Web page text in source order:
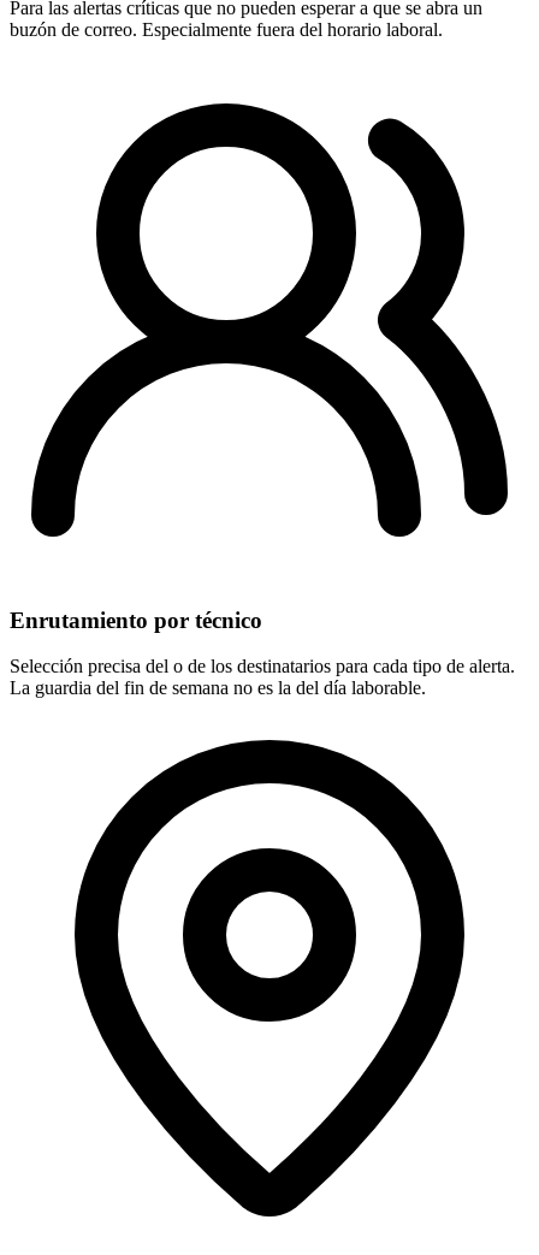
Para las alertas críticas que no pueden esperar a que se abra un
buzón de correo. Especialmente fuera del horario laboral.
Enrutamiento por técnico
Selección precisa del o de los destinatarios para cada tipo de alerta.
La guardia del fin de semana no es la del día laborable.